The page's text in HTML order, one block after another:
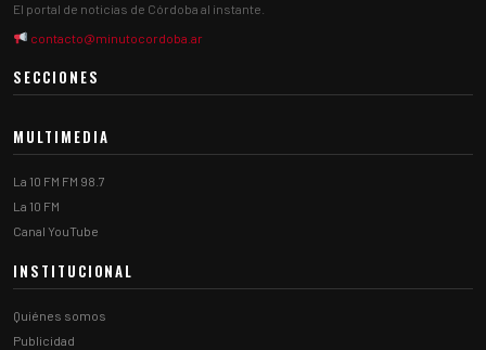
El portal de noticias de Córdoba al instante.
contacto@minutocordoba.ar
SECCIONES
MULTIMEDIA
La 10 FM FM 98.7
La 10 FM
Canal YouTube
INSTITUCIONAL
Quiénes somos
Publicidad